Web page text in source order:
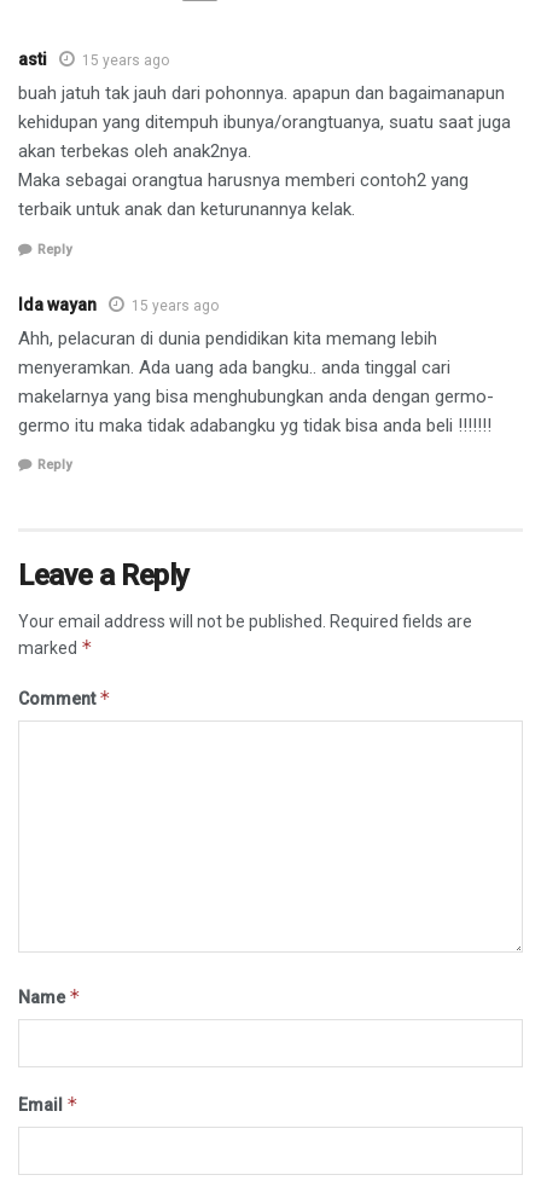
asti 15 years ago
buah jatuh tak jauh dari pohonnya. apapun dan bagaimanapun
kehidupan yang ditempuh ibunya/orangtuanya, suatu saat juga
akan terbekas oleh anak2nya.
Maka sebagai orangtua harusnya memberi contoh2 yang
terbaik untuk anak dan keturunannya kelak.
Reply
Ida wayan 15 years ago
Ahh, pelacuran di dunia pendidikan kita memang lebih
menyeramkan. Ada uang ada bangku.. anda tinggal cari
makelarnya yang bisa menghubungkan anda dengan germo-
germo itu maka tidak adabangku yg tidak bisa anda beli !!!!!!!
Reply
Leave a Reply
Your email address will not be published.
Required fields are
marked *
Comment*
Name*
Email *